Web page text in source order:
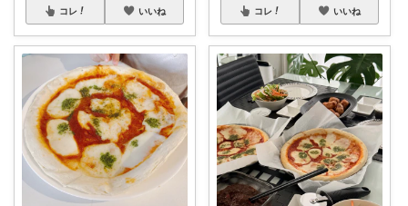
コレ いいね コレ いいね